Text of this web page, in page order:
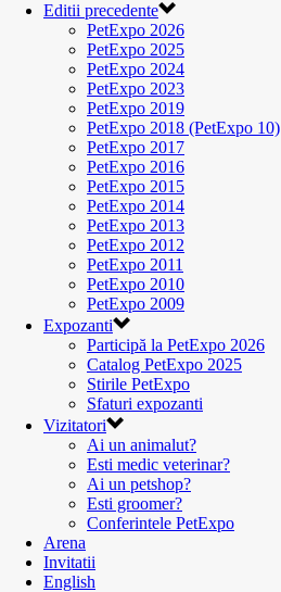
Editii precedente
PetExpo 2026
PetExpo 2025
PetExpo 2024
PetExpo 2023
PetExpo 2019
PetExpo 2018 (PetExpo 10)
PetExpo 2017
PetExpo 2016
PetExpo 2015
PetExpo 2014
PetExpo 2013
PetExpo 2012
PetExpo 2011
PetExpo 2010
PetExpo 2009
Expozanti
Participă la PetExpo 2026
Catalog PetExpo 2025
Stirile PetExpo
Sfaturi expozanti
Vizitatori
Ai un animalut?
Esti medic veterinar?
Ai un petshop?
Esti groomer?
Conferintele PetExpo
Arena
Invitatii
English